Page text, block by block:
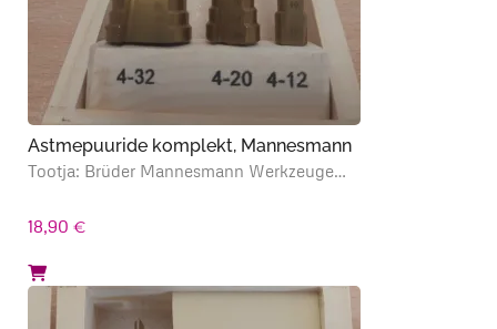
Astmepuuride komplekt, Mannesmann
Tootja: Brüder Mannesmann Werkzeuge…
18,90 €